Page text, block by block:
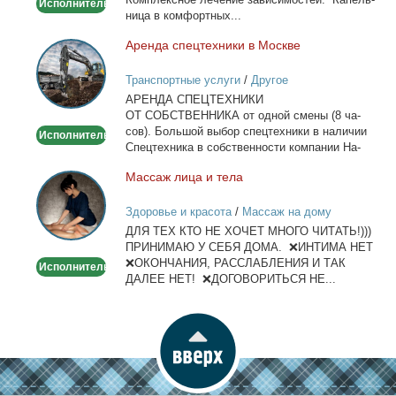
Исполнитель
ни­ца в ком­форт­ных...
Аренда
спецтехники
в
Москве
Исполнитель
Арен­да спец­тех­ни­ки в Москве
Транспортные услуги/ Другое
АРЕНДА СПЕЦТЕХНИКИ
ОТ СОБСТВЕННИКА от од­ной сме­ны (8 ча­
сов). Боль­шой вы­бор спец­тех­ни­ки в на­ли­чии
Спец­тех­ни­ка в соб­ствен­но­сти ком­па­нии На­
Массаж
лица
и
тела
Исполнитель
Мас­саж ли­ца и те­ла
Здоровье и красота/ Массаж на дому
ДЛЯ ТЕХ КТО НЕ ХОЧЕТ МНОГО ЧИТАТЬ!)))
ПРИНИМАЮ У СЕБЯ ДОМА. ❌ИНТИМА НЕТ
❌ОКОНЧАНИЯ, РАССЛАБЛЕНИЯ И ТАК
ДАЛЕЕ НЕТ! ❌ДОГОВОРИТЬСЯ НЕ...